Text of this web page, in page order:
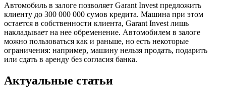
Автомобиль в залоге позволяет Garant Invest предложить
клиенту до 300 000 000 сумов кредита. Машина при этом
остается в собственности клиента, Garant Invest лишь
накладывает на нее обременение. Автомобилем в залоге
можно пользоваться как и раньше, но есть некоторые
ограничения: например, машину нельзя продать, подарить
или сдать в аренду без согласия банка.
Актуальные статьи